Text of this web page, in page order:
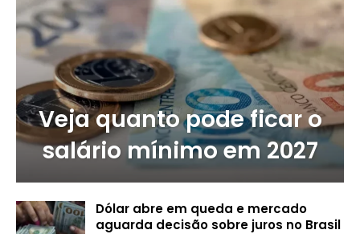
Veja quanto pode ficar o
salário mínimo em 2027
Dólar abre em queda e mercado
aguarda decisão sobre juros no Brasil